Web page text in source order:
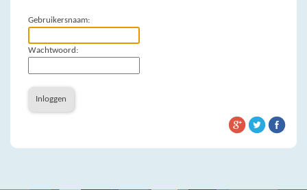
Gebruikersnaam:
Wachtwoord:
Inloggen